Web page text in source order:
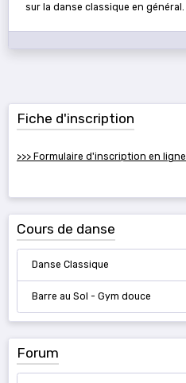
sur la danse classique en général.
Fiche d'inscription
>>> Formulaire d'inscription en ligne
Cours de danse
Danse Classique
Barre au Sol - Gym douce
Forum